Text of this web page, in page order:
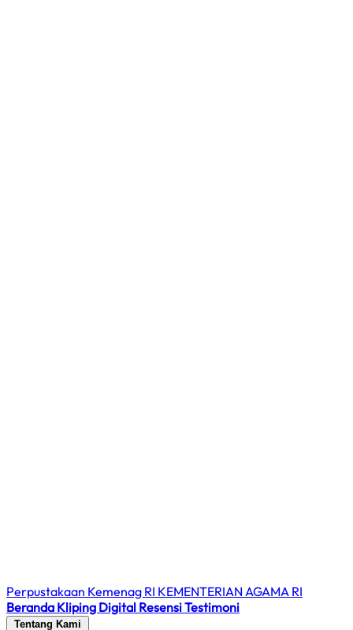
Perpustakaan Kemenag RI KEMENTERIAN AGAMA RI
Beranda Kliping Digital ResensiTestimoni
Tentang Kami